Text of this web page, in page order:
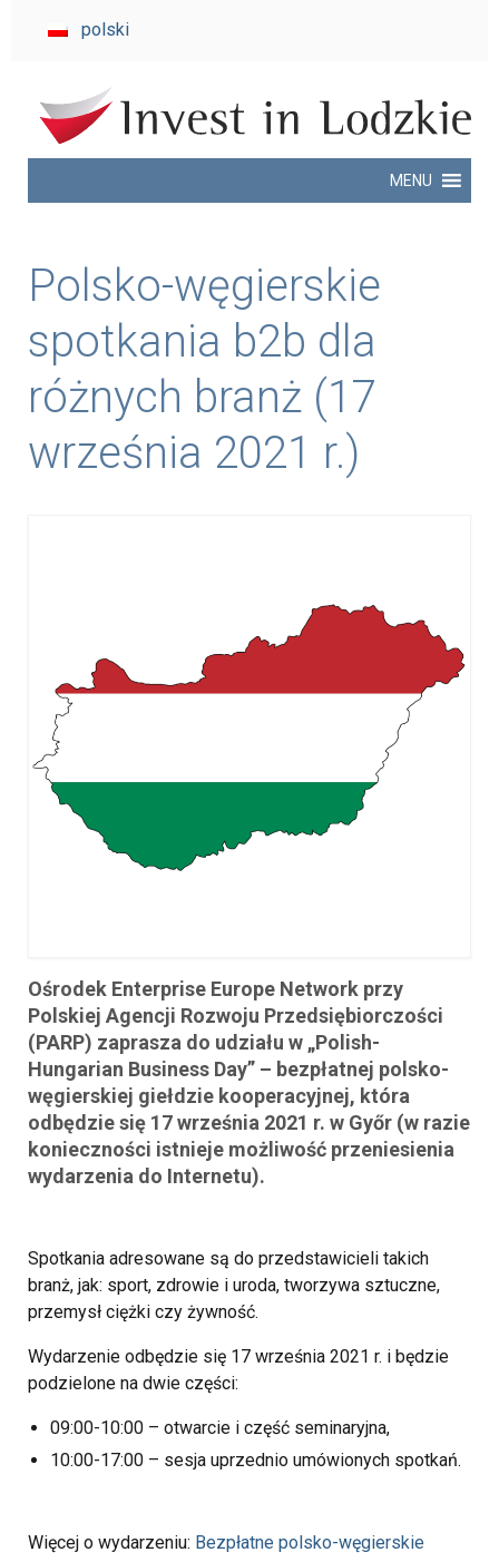
invest
Lodzkie
polski
MENU
Polsko-węgierskie
spotkania b2b dla
różnych branż (17
września 2021 r.)
Ośrodek Enterprise Europe Network przy
Polskiej Agencji Rozwoju Przedsiębiorczości
(PARP) zaprasza do udziału w „Polish-
Hungarian Business Day” – bezpłatnej polsko-
węgierskiej giełdzie kooperacyjnej, która
odbędzie się 17 września 2021 r. w Győr (w razie
konieczności istnieje możliwość przeniesienia
wydarzenia do Internetu).
Spotkania adresowane są do przedstawicieli takich
branż, jak: sport, zdrowie i uroda, tworzywa sztuczne,
przemysł ciężki czy żywność.
Wydarzenie odbędzie się 17 września 2021 r. i będzie
podzielone na dwie części:
09:00-10:00 – otwarcie i część seminaryjna,
10:00-17:00 – sesja uprzednio umówionych spotkań.
Więcej o wydarzeniu: Bezpłatne polsko-węgierskie